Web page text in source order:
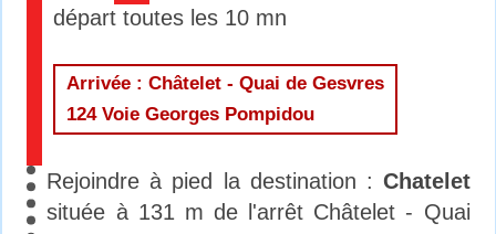
départ toutes les 10 mn
Arrivée : Châtelet - Quai de Gesvres
124 Voie Georges Pompidou
Rejoindre à pied la destination : Chatelet
située à 131 m de l'arrêt Châtelet - Quai